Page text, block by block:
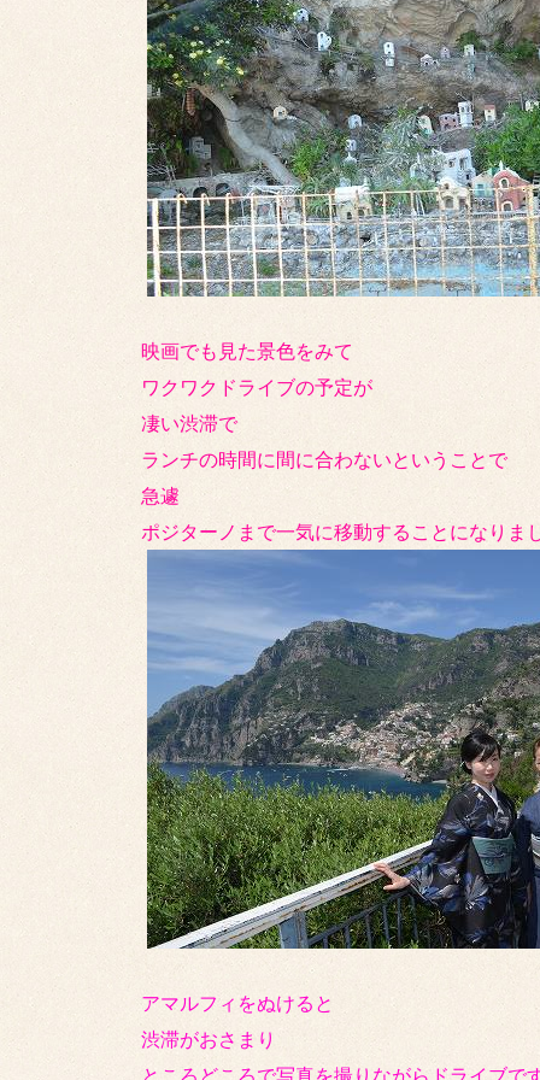
映画でも見た景色をみて
ワクワクドライブの予定が
凄い渋滞で
ランチの時間に間に合わないということで
急遽
ポジターノまで一気に移動することになりま
アマルフィをぬけると
渋滞がおさまり
ところどころで写真を撮りながらドライブで